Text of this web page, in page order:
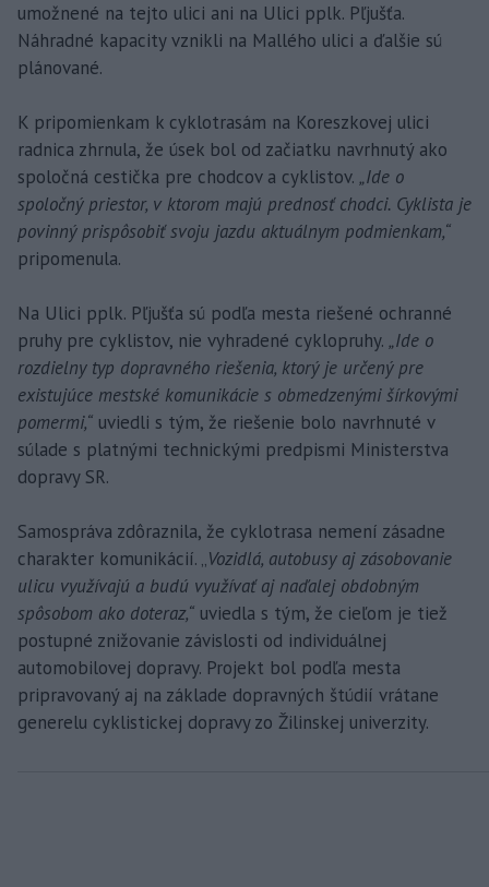
umožnené na tejto ulici ani na Ulici pplk. Pľjušťa.
Náhradné kapacity vznikli na Mallého ulici a ďalšie sú
plánované.
K pripomienkam k cyklotrasám na Koreszkovej ulici
radnica zhrnula, že úsek bol od začiatku navrhnutý ako
spoločná cestička pre chodcov a cyklistov. „Ide o
spoločný priestor, v ktorom majú prednosť chodci. Cyklista je
povinný prispôsobiť svoju jazdu aktuálnym podmienkam,“
pripomenula.
Na Ulici pplk. Pľjušťa sú podľa mesta riešené ochranné
pruhy pre cyklistov, nie vyhradené cyklopruhy. „Ide o
rozdielny typ dopravného riešenia, ktorý je určený pre
existujúce mestské komunikácie s obmedzenými šírkovými
pomermi,“ uviedli s tým, že riešenie bolo navrhnuté v
súlade s platnými technickými predpismi Ministerstva
dopravy SR.
Samospráva zdôraznila, že cyklotrasa nemení zásadne
charakter komunikácií. „Vozidlá, autobusy aj zásobovanie
ulicu využívajú a budú využívať aj naďalej obdobným
spôsobom ako doteraz,“ uviedla s tým, že cieľom je tiež
postupné znižovanie závislosti od individuálnej
automobilovej dopravy. Projekt bol podľa mesta
pripravovaný aj na základe dopravných štúdií vrátane
generelu cyklistickej dopravy zo Žilinskej univerzity.